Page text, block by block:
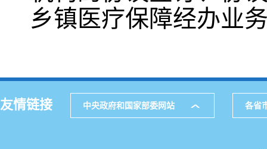
乡镇医疗保障经办业
友情链接 中央政府和国家部委网站 各省